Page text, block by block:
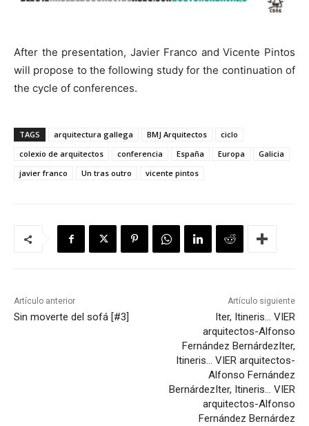
After the presentation, Javier Franco and Vicente Pintos
will propose to the following study for the continuation of
the cycle of conferences.
TAGS arquitectura gallega BMJ Arquitectos
ciclo
colexio de arquitectos
conferencia España Europa
Galicia
javier franco
Un tras outro vicente pintos
Artículo anterior
Sin moverte del sofá [#3]
Artículo siguiente
Iter, Itineris… VIER
arquitectos-Alfonso
Fernández Bernárdez Iter,
Itineris… VIER arquitectos-
Alfonso Fernández
Bernárdez Iter, Itineris… VIER
arquitectos-Alfonso
Fernández Bernárdez